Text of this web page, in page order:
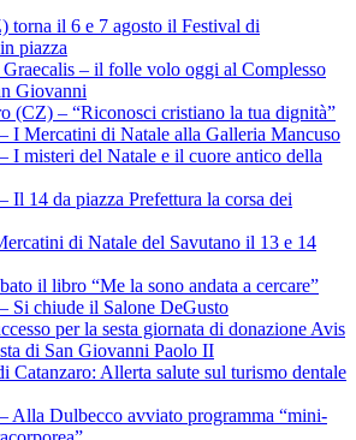
torna il 6 e 7 agosto il Festival di
piazza
– il folle volo oggi al Complesso
Giovanni
(CZ) – “Riconosci cristiano la tua dignità”
Mercatini di Natale alla Galleria Mancuso
misteri del Natale e il cuore antico della
14 da piazza Prefettura la corsa dei
di Natale del Savutano il 13 e 14
il libro “Me la sono andata a cercare”
chiude il Salone DeGusto
per la sesta giornata di donazione Avis
di San Giovanni Paolo II
Catanzaro: Allerta salute sul turismo dentale
Dulbecco avviato programma “mini-